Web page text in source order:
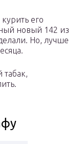
его
новый 142 из
Но, лучше
табак,